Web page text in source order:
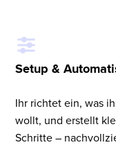
Setup &
Ihr richtet ein, was
wollt, und erstellt
Schritte –